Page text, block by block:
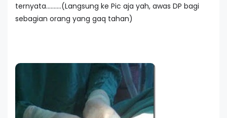
ternyata..........(Langsung ke Pic aja yah, awas DP bagi
sebagian orang yang gaq tahan)